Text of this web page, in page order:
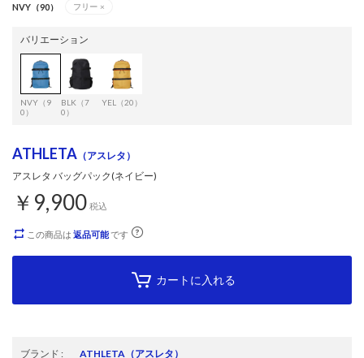
NVY（90） フリー ×
バリエーション
NVY（9
0）
BLK（7
0）
YEL（20）
ATHLETA （アスレタ）
アスレタ バッグパック(ネイビー)
￥9,900 税込
この商品は 返品可能です
カートに入れる
ブランド : ATHLETA （アスレタ）